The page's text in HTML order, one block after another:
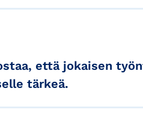
että jokaisen
tärkeä.